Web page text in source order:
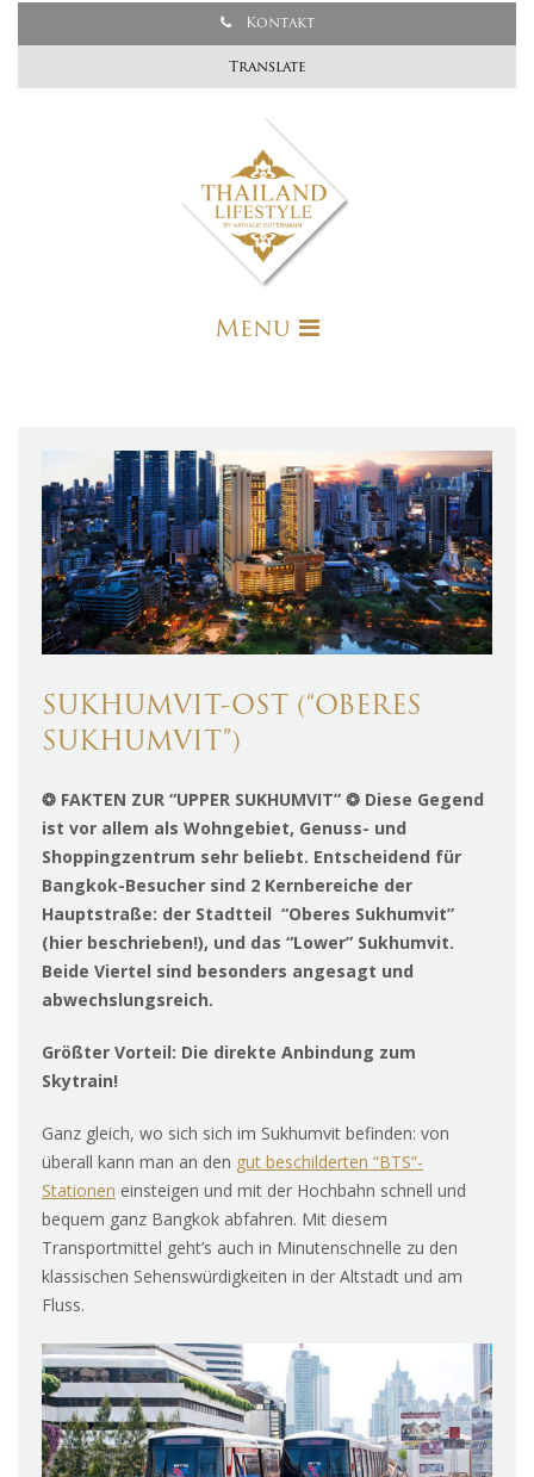
Kontakt
Translate
Menu
SUKHUMVIT-OST (“OBERES
SUKHUMVIT”)
❂ FAKTEN ZUR “UPPER SUKHUMVIT” ❂ Diese Gegend
ist vor allem als Wohngebiet, Genuss- und
Shoppingzentrum sehr beliebt. Entscheidend für
Bangkok-Besucher sind 2 Kernbereiche der
Hauptstraße: der Stadtteil “Oberes Sukhumvit”
(hier beschrieben!), und das “Lower” Sukhumvit.
Beide Viertel sind besonders angesagt und
abwechslungsreich.
Größter Vorteil: Die direkte Anbindung zum
Skytrain!
Ganz gleich, wo sich sich im Sukhumvit befinden: von
überall kann man an den gut beschilderten “BTS”-
Stationen einsteigen und mit der Hochbahn schnell und
bequem ganz Bangkok abfahren. Mit diesem
Transportmittel geht’s auch in Minutenschnelle zu den
klassischen Sehenswürdigkeiten in der Altstadt und am
Fluss.